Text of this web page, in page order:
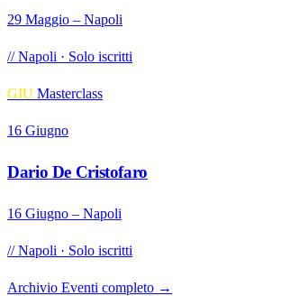
29 Maggio – Napoli
// Napoli · Solo iscritti
GIU Masterclass
16 Giugno
Dario De Cristofaro
16 Giugno – Napoli
// Napoli · Solo iscritti
Archivio Eventi completo →